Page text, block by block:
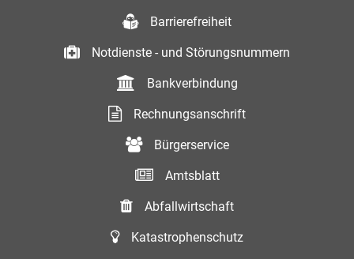
Barrierefreiheit
Notdienste - und Störungsnummern
Bankverbindung
Rechnungsanschrift
Bürgerservice
Amtsblatt
Abfallwirtschaft
Katastrophenschutz